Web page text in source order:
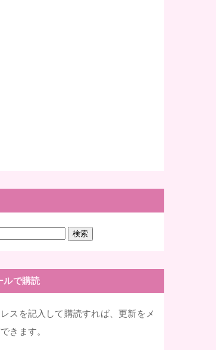
検索
ルで購読
スを記入して購読すれば、更新をメ
きます。